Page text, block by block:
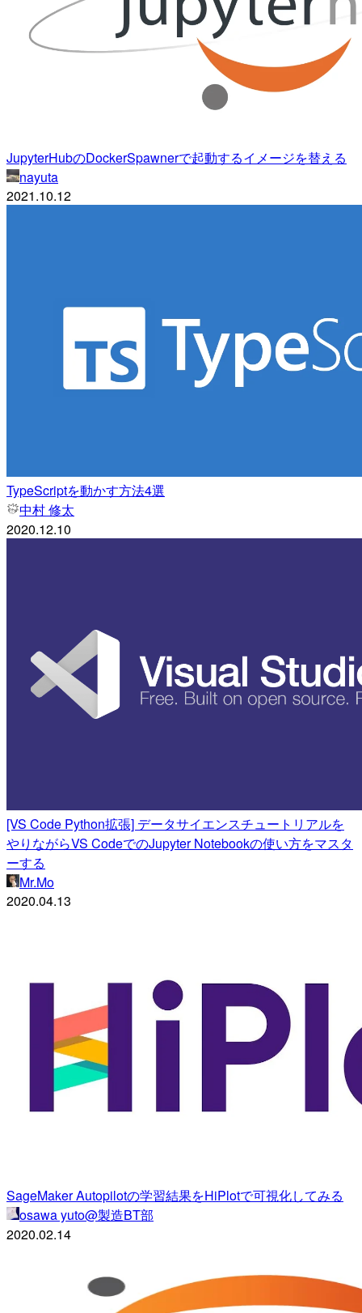
JupyterHubのDockerSpawnerで起動するイメージを替える
nayuta
2021.10.12
TypeScriptを動かす方法4選
中村 修太
2020.12.10
[VS Code Python拡張] データサイエンスチュートリアルを
やりながらVS CodeでのJupyter Notebookの使い方をマスタ
ーする
Mr.Mo
2020.04.13
SageMaker Autopilotの学習結果をHiPlotで可視化してみる
osawa yuto@製造BT部
2020.02.14